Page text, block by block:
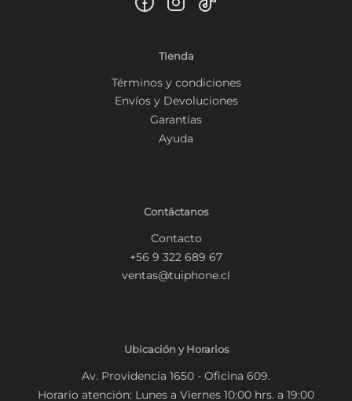
Tienda
Términos y condiciones
Envíos y Devoluciones
Garantías
Ayuda
Contáctanos
Contacto
+56 9 322 689 67
ventas@tuiphone.cl
Ubicación y Horarios
Av. Providencia 1650 - Oficina 609.
Horario atención: Lunes a Viernes 10:00 hrs. a 19:00